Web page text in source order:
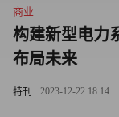
商业
构建新型电力
布局未来
特刊 2023-12-22 18:14